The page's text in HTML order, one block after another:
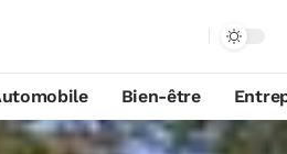
Bien-être